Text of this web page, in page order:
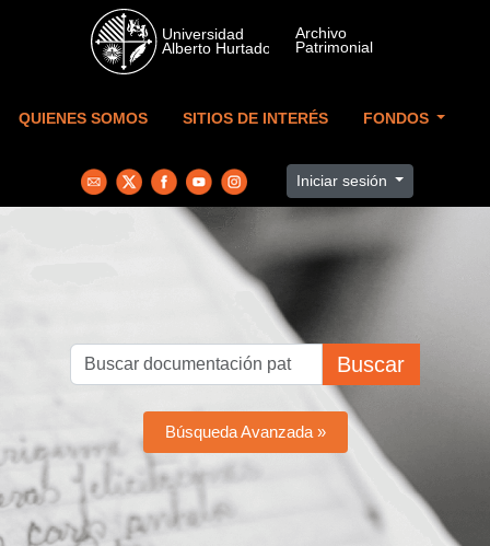
Skip to main content
QUIENES SOMOS SITIOS DE INTERÉS FONDOS
Iniciar sesión
Buscar
Búsqueda Avanzada »